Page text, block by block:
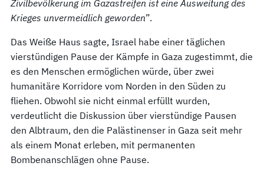
Zivilbevölkerung im Gazastreifen ist eine Ausweitung des
Krieges unvermeidlich geworden”.
Das Weiße Haus sagte, Israel habe einer täglichen
vierstündigen Pause der Kämpfe in Gaza zugestimmt, die
es den Menschen ermöglichen würde, über zwei
humanitäre Korridore vom Norden in den Süden zu
fliehen. Obwohl sie nicht einmal erfüllt wurden,
verdeutlicht die Diskussion über vierstündige Pausen
den Albtraum, den die Palästinenser in Gaza seit mehr
als einem Monat erleben, mit permanenten
Bombenanschlägen ohne Pause.